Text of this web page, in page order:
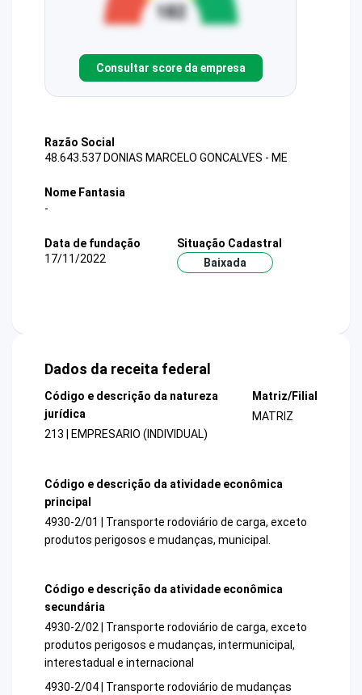
Consultar score da empresa
Razão Social
48.643.537 DONIAS MARCELO GONCALVES - ME
Nome Fantasia
-
Data de fundação
17/11/2022
Situação Cadastral
Baixada
Dados da receita federal
Código e descrição da natureza
jurídica
213 | EMPRESARIO (INDIVIDUAL)
Matriz/Filial
MATRIZ
Código e descrição da atividade econômica
principal
4930-2/01 | Transporte rodoviário de carga, exceto
produtos perigosos e mudanças, municipal.
Código e descrição da atividade econômica
secundária
4930-2/02 | Transporte rodoviário de carga, exceto
produtos perigosos e mudanças, intermunicipal,
interestadual e internacional
4930-2/04 | Transporte rodoviário de mudanças